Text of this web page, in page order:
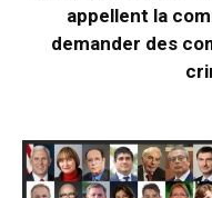
appellent la
demander des